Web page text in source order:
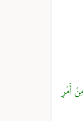
أَمْرِ